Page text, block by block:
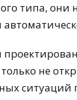
типа, они
не
ситуаций